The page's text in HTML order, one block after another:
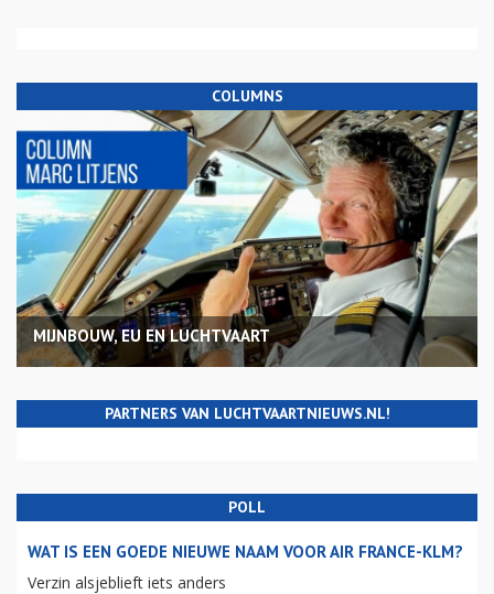
COLUMNS
MIJNBOUW, EU EN LUCHTVAART
PARTNERS VAN LUCHTVAARTNIEUWS.NL!
POLL
WAT IS EEN GOEDE NIEUWE NAAM VOOR AIR FRANCE-KLM?
Verzin alsjeblieft iets anders